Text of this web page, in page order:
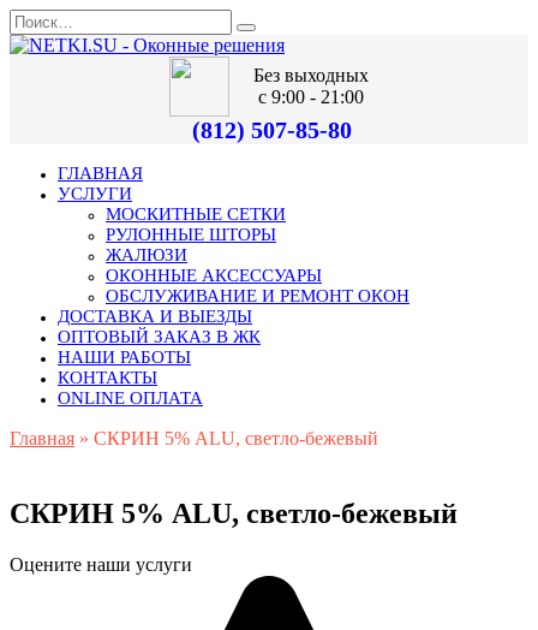
Без выходных
с 9:00 - 21:00
(812) 507-85-80
ГЛАВНАЯ
УСЛУГИ
МОСКИТНЫЕ СЕТКИ
РУЛОННЫЕ ШТОРЫ
ЖАЛЮЗИ
ОКОННЫЕ АКСЕССУАРЫ
ОБСЛУЖИВАНИЕ И РЕМОНТ ОКОН
ДОСТАВКА И ВЫЕЗДЫ
ОПТОВЫЙ ЗАКАЗ В ЖК
НАШИ РАБОТЫ
КОНТАКТЫ
ONLINE ОПЛАТА
Главная » СКРИН 5% ALU, светло-бежевый
СКРИН 5% ALU, светло-бежевый
Оцените наши услуги